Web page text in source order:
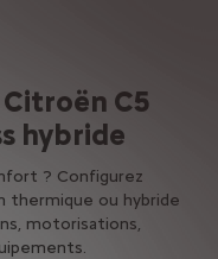
C5
hybride
? Configurez
thermique ou hybride
motorisations,